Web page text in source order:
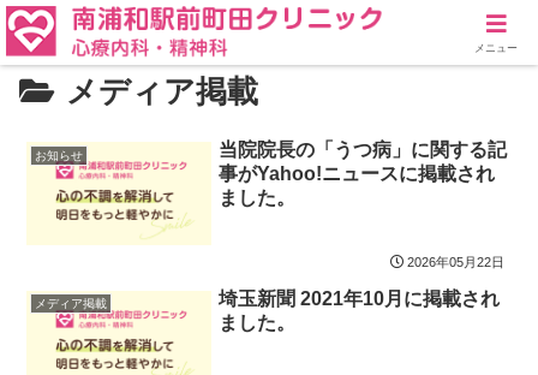
メディア掲載
お知らせ
当院院長の「うつ病」に関する記
事がYahoo!ニュースに掲載され
ました。
2026年05月22日
メディア掲載
埼玉新聞 2021年10月に掲載され
ました。
メニュー